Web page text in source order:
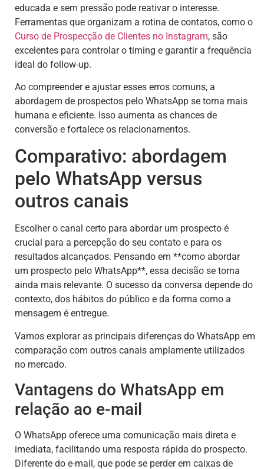
educada e sem pressão pode reativar o interesse.
Ferramentas que organizam a rotina de contatos, como o
Curso de Prospecção de Clientes no Instagram, são
excelentes para controlar o timing e garantir a frequência
ideal do follow-up.
Ao compreender e ajustar esses erros comuns, a
abordagem de prospectos pelo WhatsApp se torna mais
humana e eficiente. Isso aumenta as chances de
conversão e fortalece os relacionamentos.
Comparativo: abordagem
pelo WhatsApp versus
outros canais
Escolher o canal certo para abordar um prospecto é
crucial para a percepção do seu contato e para os
resultados alcançados. Pensando em **como abordar
um prospecto pelo WhatsApp**, essa decisão se torna
ainda mais relevante. O sucesso da conversa depende do
contexto, dos hábitos do público e da forma como a
mensagem é entregue.
Vamos explorar as principais diferenças do WhatsApp em
comparação com outros canais amplamente utilizados
no mercado.
Vantagens do WhatsApp em
relação ao e-mail
O WhatsApp oferece uma comunicação mais direta e
imediata, facilitando uma resposta rápida do prospecto.
Diferente do e-mail, que pode se perder em caixas de